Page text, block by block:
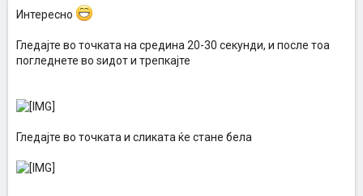
Интересно
Гледајте во точката на средина 20-30 секунди, и после тоа
погледнете во ѕидот и трепкајте
Гледајте во точката и сликата ќе стане бела